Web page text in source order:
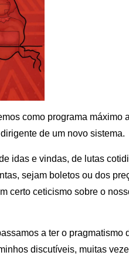
como programa máximo
de um novo sistema.
idas e vindas, de lutas
sejam boletos ou dos
certo ceticismo sobre o
a ter o pragmatismo
discutíveis, muitas